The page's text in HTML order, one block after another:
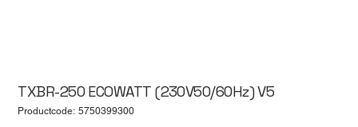
TXBR-250 ECOWATT (230V50/60Hz) V5
Productcode: Productcode
5750399300